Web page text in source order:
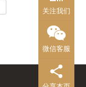
关注我们
微信客服